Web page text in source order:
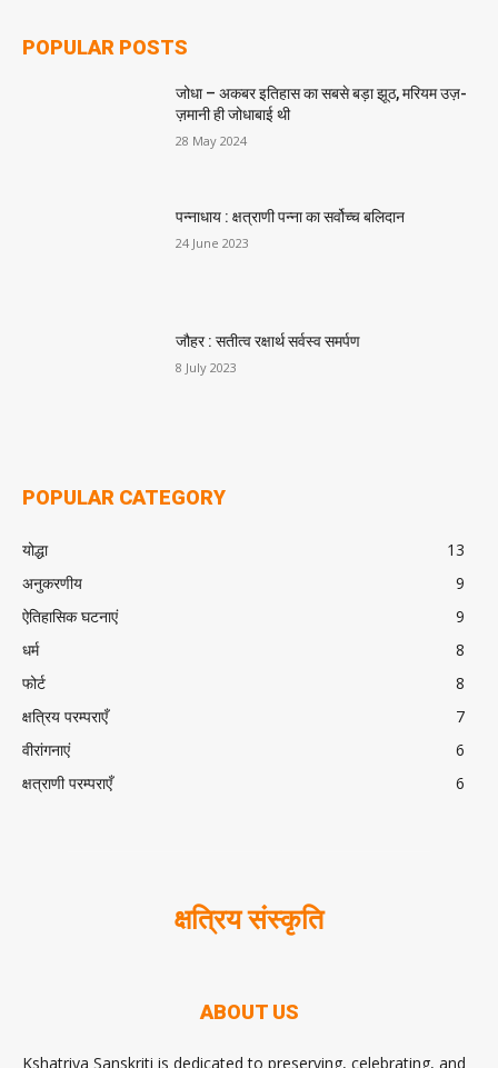
POPULAR POSTS
जोधा – अकबर इतिहास का सबसे बड़ा झूठ, मरियम उज़-
ज़मानी ही जोधाबाई थी
28 May 2024
पन्नाधाय : क्षत्राणी पन्ना का सर्वोच्च बलिदान
24 June 2023
जौहर : सतीत्व रक्षार्थ सर्वस्व समर्पण
8 July 2023
POPULAR CATEGORY
योद्धा
13
अनुकरणीय
9
ऐतिहासिक घटनाएं
9
धर्म
8
फोर्ट
8
क्षत्रिय परम्पराएँ
7
वीरांगनाएं
6
क्षत्राणी परम्पराएँ
6
क्षत्रिय संस्कृति
ABOUT US
Kshatriya Sanskriti is dedicated to preserving, celebrating, and